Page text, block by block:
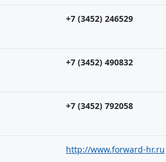
+7 (3452) 246529
+7 (3452) 490832
+7 (3452) 792058
http://www.forward-hr.ru